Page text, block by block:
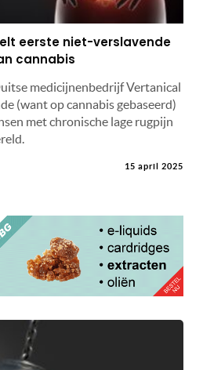
eerste niet-verslavende
cannabis
medicijnenbedrijf Vertanical
(want op cannabis gebaseerd)
met chronische lage rugpijn
15 april 2025